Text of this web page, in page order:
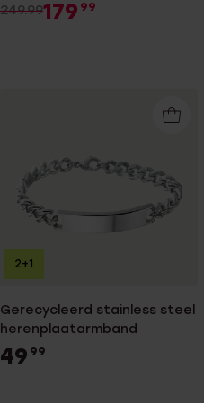
249.99179 99
Gerecycleerd stainless steel
herenplaatarmband
49 99
2+1